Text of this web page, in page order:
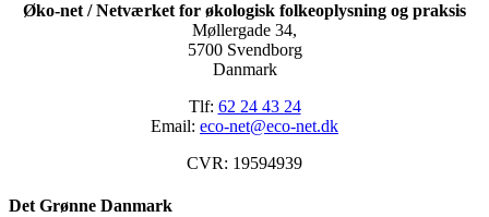
Øko-net / Netværket for økologisk folkeoplysning og praksis
Møllergade 34,
5700 Svendborg
Danmark
Tlf: 62 24 43 24
Email: eco-net@eco-net.dk
CVR: 19594939
Det Grønne Danmark